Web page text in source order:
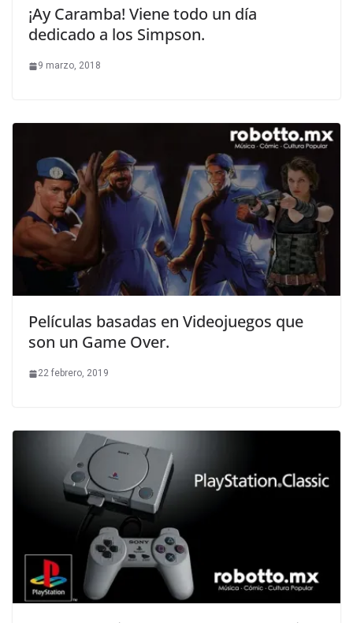
¡Ay Caramba! Viene todo un día
dedicado a los Simpson.
9 marzo, 2018
Películas basadas en Videojuegos que
son un Game Over.
22 febrero, 2019